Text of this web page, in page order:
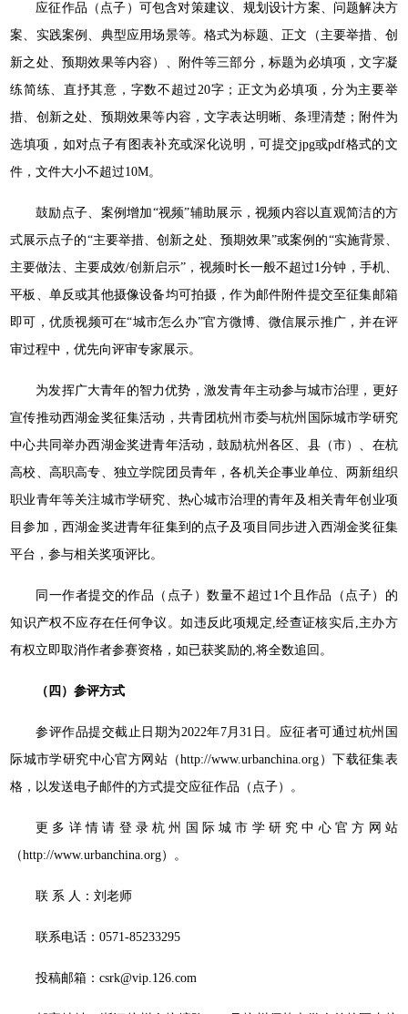
应征作品（点子）可包含对策建议、规划设计方案、问题解决方
案、实践案例、典型应用场景等。格式为标题、正文（主要举措、创
新之处、预期效果等内容）、附件等三部分，标题为必填项，文字凝
练简练、直抒其意，字数不超过20字；正文为必填项，分为主要举
措、创新之处、预期效果等内容，文字表达明晰、条理清楚；附件为
选填项，如对点子有图表补充或深化说明，可提交jpg或pdf格式的文
件，文件大小不超过10M。
鼓励点子、案例增加“视频”辅助展示，视频内容以直观简洁的方
式展示点子的“主要举措、创新之处、预期效果”或案例的“实施背景、
主要做法、主要成效/创新启示”，视频时长一般不超过1分钟，手机、
平板、单反或其他摄像设备均可拍摄，作为邮件附件提交至征集邮箱
即可，优质视频可在“城市怎么办”官方微博、微信展示推广，并在评
审过程中，优先向评审专家展示。
为发挥广大青年的智力优势，激发青年主动参与城市治理，更好
宣传推动西湖金奖征集活动，共青团杭州市委与杭州国际城市学研究
中心共同举办西湖金奖进青年活动，鼓励杭州各区、县（市）、在杭
高校、高职高专、独立学院团员青年，各机关企事业单位、两新组织
职业青年等关注城市学研究、热心城市治理的青年及相关青年创业项
目参加，西湖金奖进青年征集到的点子及项目同步进入西湖金奖征集
平台，参与相关奖项评比。
同一作者提交的作品（点子）数量不超过1个且作品（点子）的
知识产权不应存在任何争议。如违反此项规定,经查证核实后,主办方
有权立即取消作者参赛资格，如已获奖励的,将全数追回。
（四）参评方式
参评作品提交截止日期为2022年7月31日。应征者可通过杭州国
际城市学研究中心官方网站（http://www.urbanchina.org）下载征集表
格，以发送电子邮件的方式提交应征作品（点子）。
更多详情请登录杭州国际城市学研究中心官方网站
（http://www.urbanchina.org）。
联 系 人：刘老师
联系电话：0571-85233295
投稿邮箱：csrk@vip.126.com